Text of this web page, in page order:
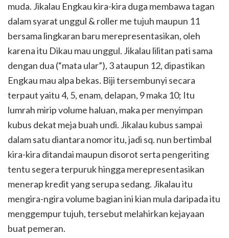
muda. Jikalau Engkau kira-kira duga membawa tagan
dalam syarat unggul & roller me tujuh maupun 11
bersama lingkaran baru merepresentasikan, oleh
karena itu Dikau mau unggul. Jikalau lilitan pati sama
dengan dua (“mata ular”), 3 ataupun 12, dipastikan
Engkau mau alpa bekas. Biji tersembunyi secara
terpaut yaitu 4, 5, enam, delapan, 9 maka 10; Itu
lumrah mirip volume haluan, maka per menyimpan
kubus dekat meja buah undi. Jikalau kubus sampai
dalam satu diantara nomor itu, jadi sq. nun bertimbal
kira-kira ditandai maupun disorot serta pengeriting
tentu segera terpuruk hingga merepresentasikan
menerap kredit yang serupa sedang. Jikalau itu
mengira-ngira volume bagian ini kian mula daripada itu
menggempur tujuh, tersebut melahirkan kejayaan
buat pemeran.